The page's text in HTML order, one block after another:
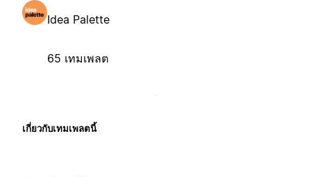
Idea Palette
65 เทมเพลต
เกี่ยวกับเทมเพลตนี้